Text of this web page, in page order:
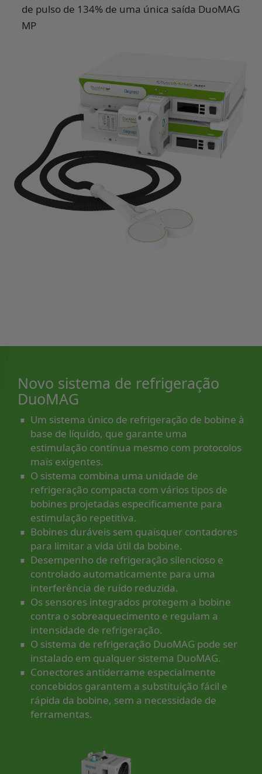
de pulso de 134% de uma única saída DuoMAG
MP
Novo sistema de refrigeração
DuoMAG
∙ Um sistema único de refrigeração de bobine à
base de líquido, que garante uma
estimulação contínua mesmo com protocolos
mais exigentes.
∙ O sistema combina uma unidade de
refrigeração compacta com vários tipos de
bobines projetadas especificamente para
estimulação repetitiva.
∙ Bobines duráveis sem quaisquer contadores
para limitar a vida útil da bobine.
∙ Desempenho de refrigeração silencioso e
controlado automaticamente para uma
interferência de ruído reduzida.
∙ Os sensores integrados protegem a bobine
contra o sobreaquecimento e regulam a
intensidade de refrigeração.
∙ O sistema de refrigeração DuoMAG pode ser
instalado em qualquer sistema DuoMAG.
∙ Conectores antiderrame especialmente
concebidos garantem a substituição fácil e
rápida da bobine, sem a necessidade de
ferramentas.